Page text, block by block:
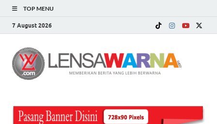
TOP MENU
7 August 2026